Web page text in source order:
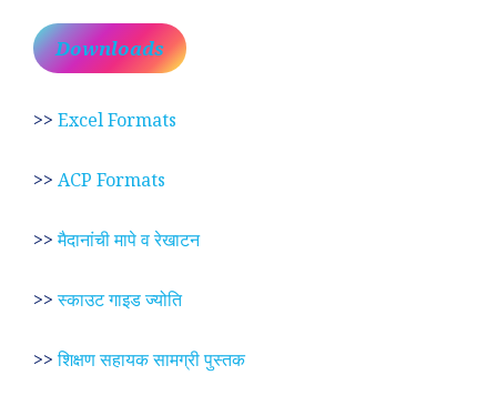
Downloads
>> Excel Formats
>> ACP Formats
>>मैदानांची मापे व रेखाटन
>>स्काउट गाइड ज्योति
>>शिक्षण सहायक सामग्री पुस्तक